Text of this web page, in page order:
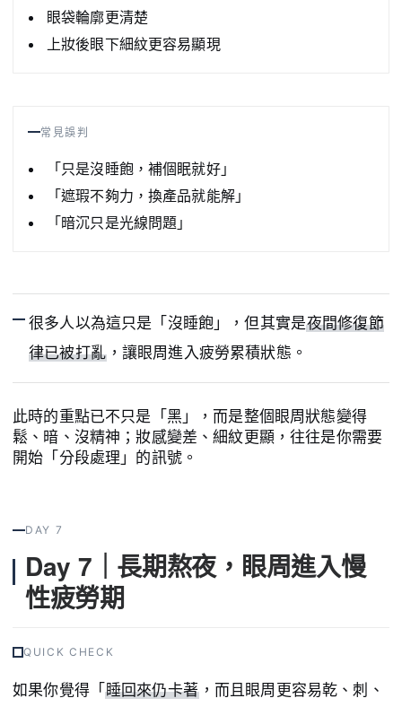
眼袋輪廓更清楚
上妝後眼下細紋更容易顯現
常見誤判
「只是沒睡飽，補個眠就好」
「遮瑕不夠力，換產品就能解」
「暗沉只是光線問題」
很多人以為這只是「沒睡飽」，但其實是夜間修復節
律已被打亂，讓眼周進入疲勞累積狀態。
此時的重點已不只是「黑」，而是整個眼周狀態變得
鬆、暗、沒精神；妝感變差、細紋更顯，往往是你需要
開始「分段處理」的訊號。
DAY 7
Day 7｜長期熬夜，眼周進入慢
性疲勞期
QUICK CHECK
如果你覺得「睡回來仍卡著，而且眼周更容易乾、刺、